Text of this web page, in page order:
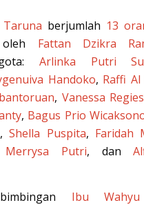
berjumlah 13
oleh Fattan Dzikra
Arlinka Putri
Handoko, Raffi Al
, Vanessa
, Bagus Prio
,Shella Puspita, Faridah
Merrysa Putri, dan
Ibu